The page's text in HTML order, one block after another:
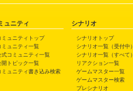
ュニティ
ミュニティトップ
ミュニティ一覧
式コミュニティ一覧
開トピック一覧
ミュニティ書き込み検索
シナリオ
シナリオトップ
シナリオ一覧（受付中）
シナリオ一覧（すべて）
リアクション一覧
ゲームマスター一覧
ゲームマスター検索
プレシナリオ